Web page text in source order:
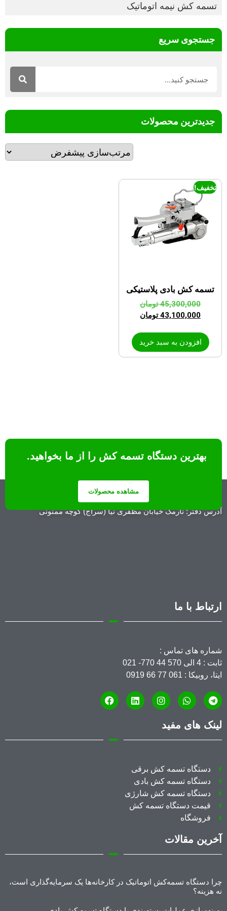
تسمه کش نیمه اتوماتیک
جستجوی سریع
جدیدترین محصولات
تخفیف!
تسمه کش بادی پلاستیکی
45,300,000 تومان
43,100,000 تومان
افزودن به سبد خرید
بهترین دستگاه تسمه کش را از ما بخواهید.
مشاهده محصولاتمجموعه تهران صنعت
آدرس دفتر: نارمک خیابان مظفری نیا (سراج) کوچه ممنونی
ارتباط با ما
شماره های تماس :
ثابت : 4 الی 570 44 770- 021
ایتا، روبیکا : 061 77 66 0919
لینک های مفید
دستگاه تسمه کش برقی
دستگاه تسمه کش بادی
دستگاه تسمه کش شارژی
قیمت دستگاه تسمه کش
فروشگاه
آخرین مقالات
چرا دستگاه تسمه‌کش اتوماتیک در کارخانه‌ها یک سرمایه‌گذاری است،
نه هزینه؟